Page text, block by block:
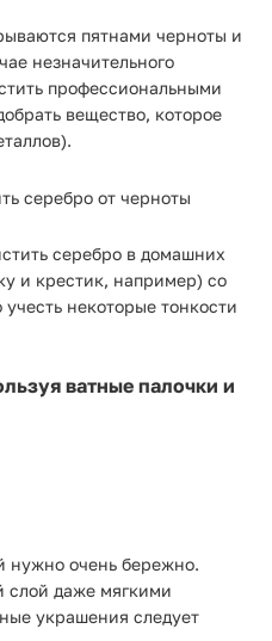
пятнами черноты и
незначительного
профессиональными
вещество, которое
серебро в домашних
и крестик, например) со
некоторые тонкости
ватные палочки и
нужно очень бережно.
слой даже мягкими
украшения следует